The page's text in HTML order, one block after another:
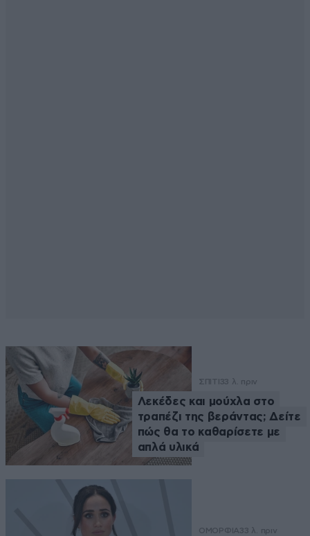
ΣΠΙΤΙ33 λ. πριν
Λεκέδες και μούχλα στο
τραπέζι της βεράντας; Δείτε
πώς θα το καθαρίσετε με
απλά υλικά
ΟΜΟΡΦΙΑ33 λ. πριν